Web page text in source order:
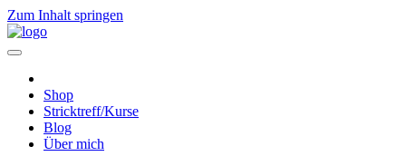
Zum Inhalt springen
Hauptnavigation
Shop
Stricktreff/Kurse
Blog
Über mich